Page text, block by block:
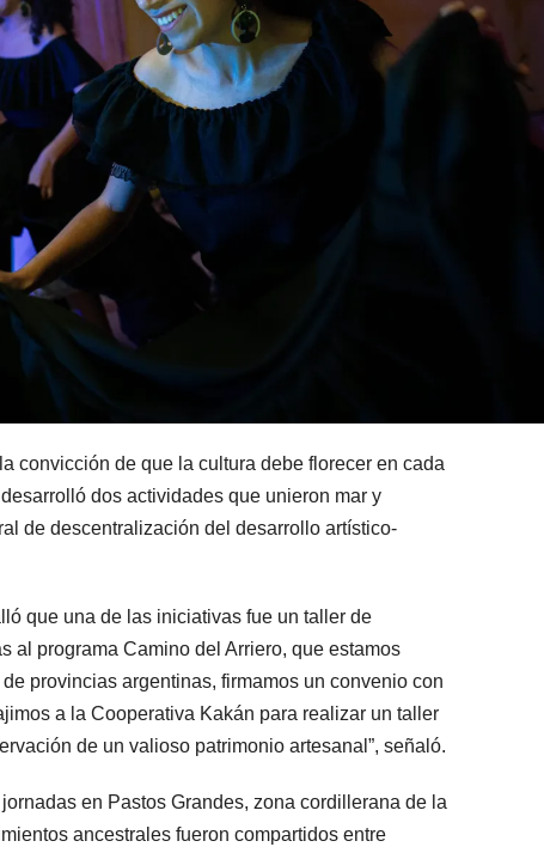
convicción de que la cultura debe florecer en cada
dos actividades que unieron mar y
de descentralización del desarrollo artístico-
que una de las iniciativas fue un taller de
al programa Camino del Arriero, que estamos
provincias argentinas, firmamos un convenio con
a la Cooperativa Kakán para realizar un taller
de un valioso patrimonio artesanal”, señaló.
en Pastos Grandes, zona cordillerana de la
ancestrales fueron compartidos entre